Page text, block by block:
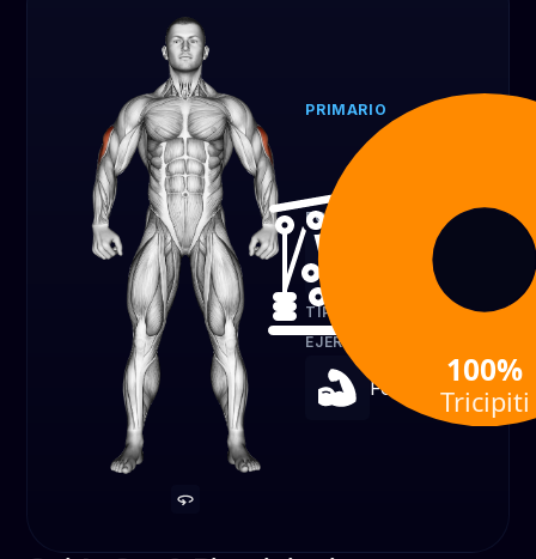
PRIMARIO
Tricipiti
EQUIPO
TIPO DE
EJERCICIO
Forza 100%
Tricipiti